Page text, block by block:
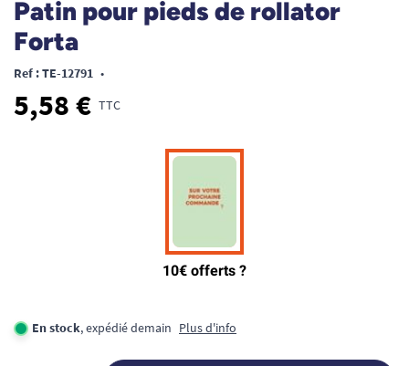
Patin pour pieds de rollator
Forta
Ref : TE-12791 •
5,58 € TTC
En stock, expédié demain Plus d'info